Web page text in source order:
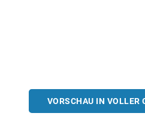
VORSCHAU IN VOLLER